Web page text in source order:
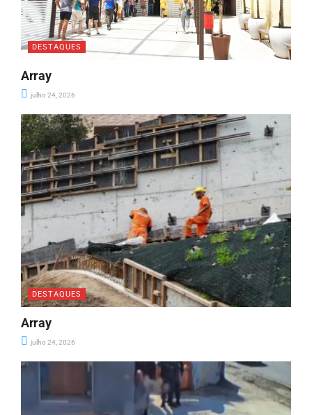
DESTAQUES
Array
julho 24, 2026
DESTAQUES
Array
julho 24, 2026